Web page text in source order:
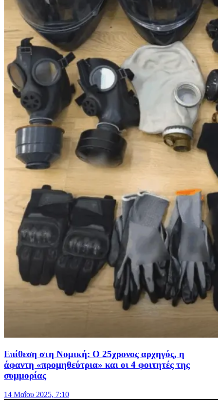
Επίθεση στη Νομική: Ο 25χρονος αρχηγός, η
άφαντη «προμηθεύτρια» και οι 4 φοιτητές της
συμμορίας
14 Μαΐου 2025, 7:10